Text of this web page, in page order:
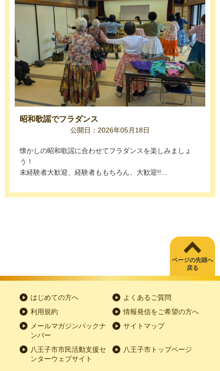
昭和歌謡でフラダンス
公開日：2026年05月18日
懐かしの昭和歌謡に合わせてフラダンスを楽しみましょ
う！
未経験者大歓迎、経験者ももちろん、大歓迎!!...
ページの先頭へ
戻る
はじめての方へ
よくあるご質問
利用規約
情報発信をご希望の方へ
メールマガジンバックナ
ンバー
サイトマップ
八王子市市民活動支援セ
ンターウェブサイト
八王子市トップページ